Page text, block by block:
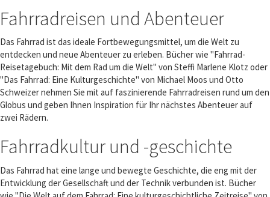
Fahrradreisen und Abenteuer
Das Fahrrad ist das ideale Fortbewegungsmittel, um die Welt zu
entdecken und neue Abenteuer zu erleben. Bücher wie "Fahrrad-
Reisetagebuch: Mit dem Rad um die Welt" von Steffi Marlene Klotz oder
"Das Fahrrad: Eine Kulturgeschichte" von Michael Moos und Otto
Schweizer nehmen Sie mit auf faszinierende Fahrradreisen rund um den
Globus und geben Ihnen Inspiration für Ihr nächstes Abenteuer auf
zwei Rädern.
Fahrradkultur und -geschichte
Das Fahrrad hat eine lange und bewegte Geschichte, die eng mit der
Entwicklung der Gesellschaft und der Technik verbunden ist. Bücher